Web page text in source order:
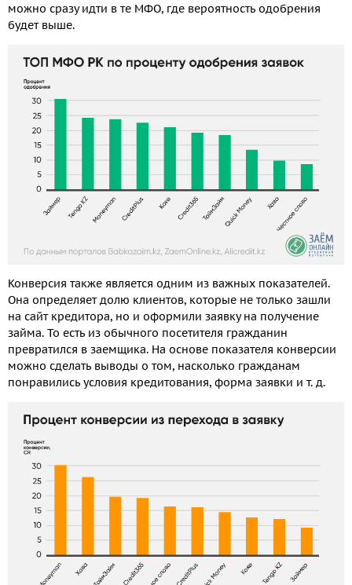
можно сразу идти в те МФО, где вероятность одобрения
будет выше.
Конверсия также является одним из важных показателей.
Она определяет долю клиентов, которые не только зашли
на сайт кредитора, но и оформили заявку на получение
займа. То есть из обычного посетителя гражданин
превратился в заемщика. На основе показателя конверсии
можно сделать выводы о том, насколько гражданам
понравились условия кредитования, форма заявки и т. д.